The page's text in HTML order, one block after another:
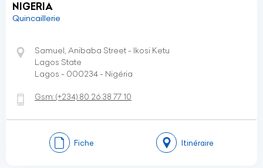
NIGERIA
Quincaillerie
Samuel, Anibaba Street - Ikosi Ketu
Lagos State
Lagos - 000234 - Nigéria
Gsm:(+234) 80 26 38 77 10
Fiche Itinéraire